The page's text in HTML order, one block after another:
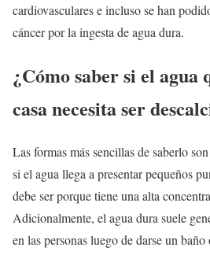
cardiovasculares e incluso se han
cáncer por la ingesta de agua dura.
¿Cómo saber si el agua
casa necesita ser
Las formas más sencillas de saberlo
si el agua llega a presentar pequeños
debe ser porque tiene una alta
Adicionalmente, el agua dura suele
en las personas luego de darse un